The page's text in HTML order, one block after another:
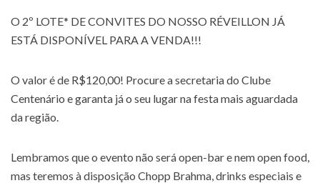
O 2º LOTE* DE CONVITES DO NOSSO RÉVEILLON JÁ
ESTÁ DISPONÍVEL PARA A VENDA!!!
O valor é de R$120,00! Procure a secretaria do Clube
Centenário e garanta já o seu lugar na festa mais aguardada
da região.
Lembramos que o evento não será open-bar e nem open food,
mas teremos à disposição Chopp Brahma, drinks especiais e